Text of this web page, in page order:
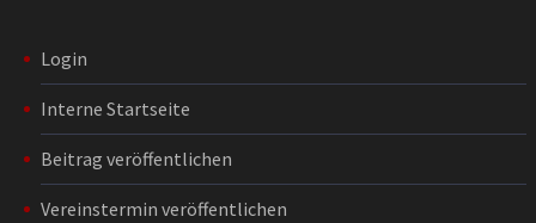
Login
Interne Startseite
Beitrag veröffentlichen
Vereinstermin veröffentlichen